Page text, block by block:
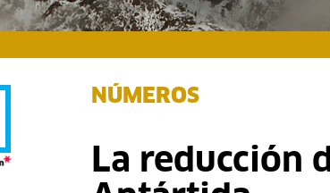
NÚMEROS
La reducción